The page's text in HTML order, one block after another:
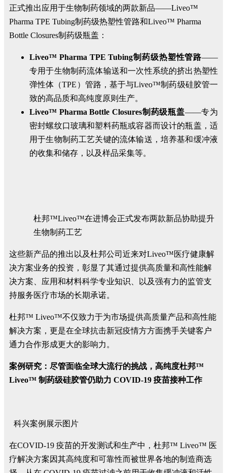
正式推出应用于生物制药领域的两款新品——Liveo™
Pharma TPE Tubing制药级热塑性管路和Liveo™ Pharma
Bottle Closures制药级瓶盖：
Liveo™ Pharma TPE Tubing制药级热塑性管路——
专用于生物制药流体输送和一次性系统的挤出热塑性
弹性体（TPE）管路，基于与Liveo™制药级硅胶管一
致的高品质和高纯度原则生产。
Liveo™ Pharma Bottle Closures制药级瓶盖——专为
密封螺纹口玻璃和塑料药瓶或容器而设计的瓶盖，适
用于生物制药工艺关键的流体输送，培养基和缓冲液
的收集和储存，以及样品采集等。
杜邦™Liveo™在进博会正式发布两款新品协助提升
生物制药工艺
这些新产品的推出以及杜邦公司近来对Liveo™医疗健康解
决方案业务的投资，彰显了其通过提供高质量和高性能解
决方案、应用和材料科学专业知识、以及强有力的监管支
持服务医疗市场的长期承诺。
杜邦™ Liveo™不仅致力于为市场提供高质量产品和高性能
解决方案，更是在全球抗击新冠疫情方方面携手关键客户
通力合作形成更大的影响力。
案例研究：尽管面临全球大流行的挑战，高纯度杜邦™
Liveo™ 制药级硅胶管仍助力 COVID-19 疫苗接种工作
科兴案例展示图片
在COVID-19 疫苗的开发测试和生产中，杜邦™ Liveo™ 医
疗解决方案因其高纯度和可靠性而被世界各地的制造商选